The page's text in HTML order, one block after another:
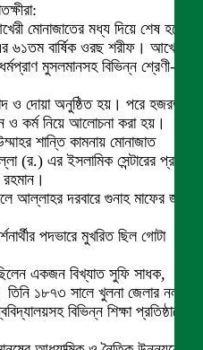
মোনাজাতের মধ্য দিয়ে শেষ হয়েছে
বার্ষিক ওরছ শরীফ। আখেরি
মুসলমানসহ বিভিন্ন শ্রেণী-
ও দোয়া অনুষ্ঠিত হয়। পরে হজরত
ও কর্ম নিয়ে আলোচনা করা হয়।
শান্তি কামনায় মোনাজাত
(র.) এর ইসলামিক সেন্টারের প্রধান
আল্লাহর দরবারে গুনাহ মাফের জন্য
পদভারে মুখরিত ছিল গোটা
একজন বিখ্যাত সুফি সাধক,
১৮৭৩ সালে খুলনা জেলার নলতা
বিভিন্ন শিক্ষা প্রতিষ্ঠানে